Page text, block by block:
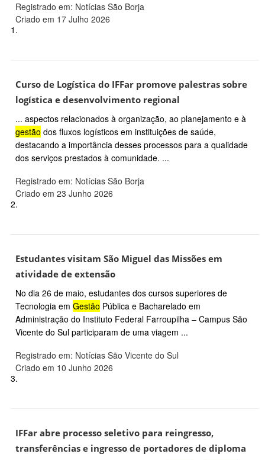
Registrado em: Notícias São Borja
Criado em 17 Julho 2026
1.
Curso de Logística do IFFar promove palestras sobre
logística e desenvolvimento regional
... aspectos relacionados à organização, ao planejamento e à
gestão dos fluxos logísticos em instituições de saúde,
destacando a importância desses processos para a qualidade
dos serviços prestados à comunidade. ...
Registrado em: Notícias São Borja
Criado em 23 Junho 2026
2.
Estudantes visitam São Miguel das Missões em
atividade de extensão
No dia 26 de maio, estudantes dos cursos superiores de
Tecnologia em Gestão Pública e Bacharelado em
Administração do Instituto Federal Farroupilha – Campus São
Vicente do Sul participaram de uma viagem ...
Registrado em: Notícias São Vicente do Sul
Criado em 10 Junho 2026
3.
IFFar abre processo seletivo para reingresso,
transferências e ingresso de portadores de diploma